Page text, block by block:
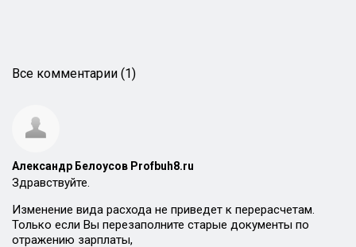
Все комментарии (1)
Александр Белоусов Profbuh8.ru
Здравствуйте.
Изменение вида расхода не приведет к перерасчетам.
Только если Вы перезаполните старые документы по
отражению зарплаты,